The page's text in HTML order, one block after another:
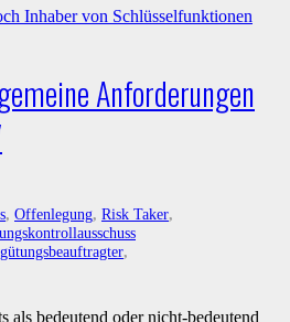
Anforderungen
, Offenlegung, Risk Taker,
,
als bedeutend oder nicht-bedeutend